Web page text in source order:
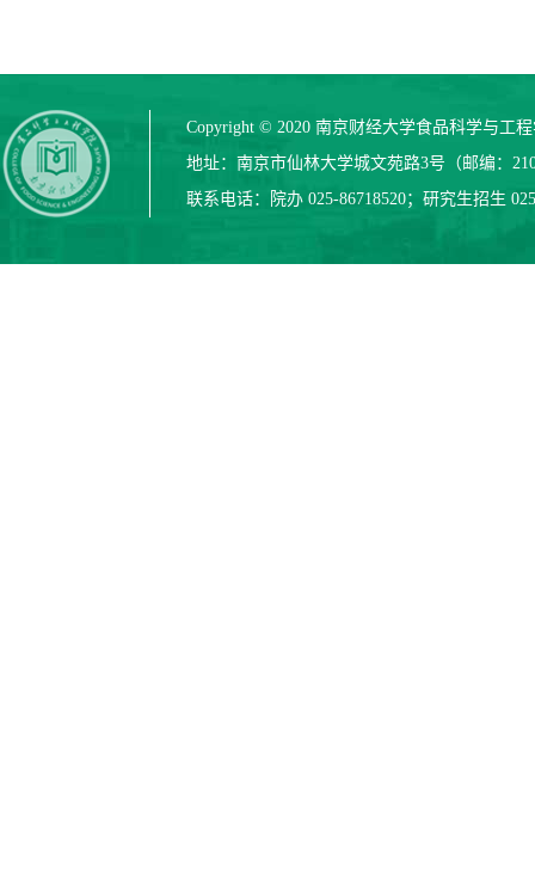
Copyright © 2020 南京财经大学食品科学与工
地址：南京市仙林大学城文苑路3号（邮编：
联系电话：院办 025-86718520；研究生招生